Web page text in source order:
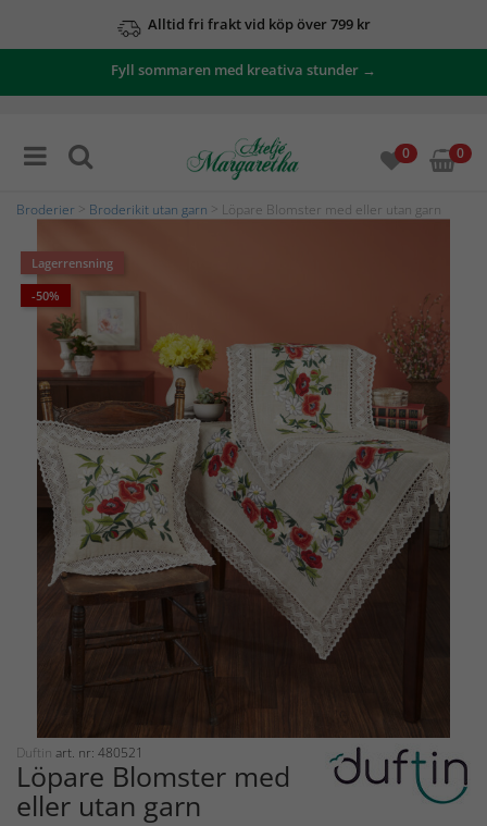
Alltid fri frakt vid köp över 799 kr
Fyll sommaren med kreativa stunder →
0 0
Broderier Broderikit utan garn > Löpare Blomster med eller utan garn
Lagerrensning
-50%
Duftin art. nr: 480521
Löpare Blomster med
eller utan garn